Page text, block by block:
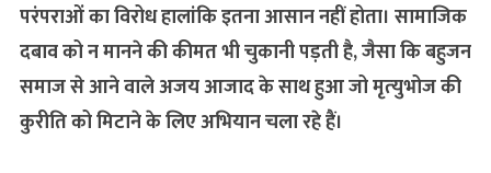
परंपराओं का विरोध हालांकि इतना आसान नहीं होता। सामाजिक
दबाव को न मानने की कीमत भी चुकानी पड़ती है, जैसा कि बहुजन
समाज से आने वाले अजय आजाद के साथ हुआ जो मृत्‍युभोज की
कुरीति को मिटाने के लिए अभियान चला रहे हैं।